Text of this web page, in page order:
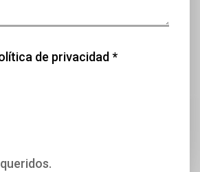
de privacidad *